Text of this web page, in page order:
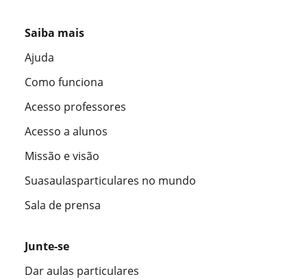
Saiba mais
Ajuda
Como funciona
Acesso professores
Acesso a alunos
Missão e visão
Suasaulasparticulares no mundo
Sala de prensa
Junte-se
Dar aulas particulares